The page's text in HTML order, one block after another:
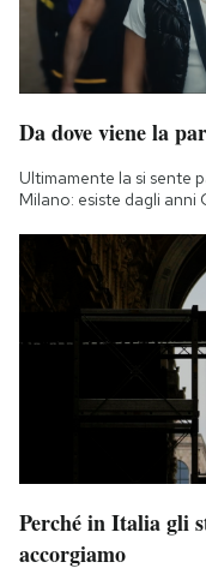
Da dove viene la
Ultimamente la si sente
Milano: esiste dagli
Perché in Italia gli
accorgiamo